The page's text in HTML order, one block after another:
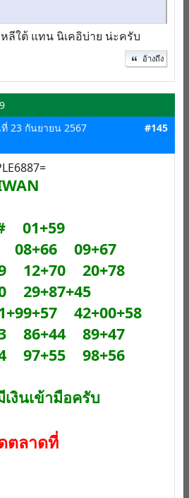
ลีใต้ แทน นิเคอิบ่าย น่ะครับ
อ้างถึง
23 กันยายน 2567
#145
01+59
08+66 09+67
12+70 20+78
29+87+45
42+00+58
86+44 89+47
97+55 98+56
นเข้ามือครับ
ตลาดที่